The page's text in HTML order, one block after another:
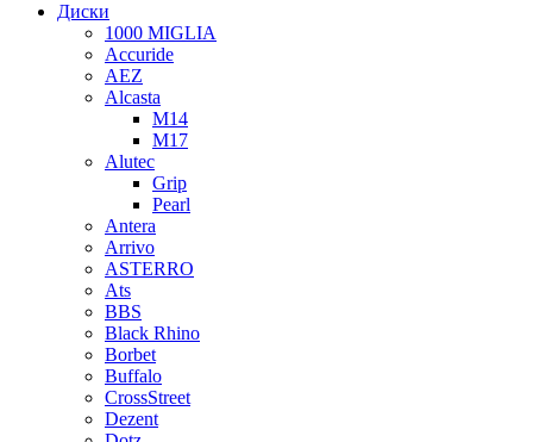
Диски
1000 MIGLIA
Accuride
AEZ
Alcasta
M14
M17
Alutec
Grip
Pearl
Antera
Arrivo
ASTERRO
Ats
BBS
Black Rhino
Borbet
Buffalo
CrossStreet
Dezent